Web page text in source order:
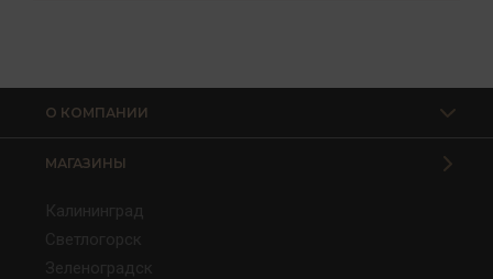
О КОМПАНИИ
МАГАЗИНЫ
Калининград
Светлогорск
Зеленоградск